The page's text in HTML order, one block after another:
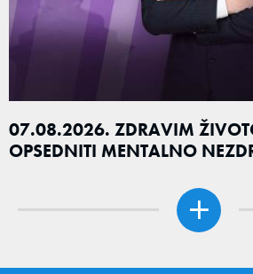
07.08.2026. ZDRAVIM
OPSEDNITI MENTALNO